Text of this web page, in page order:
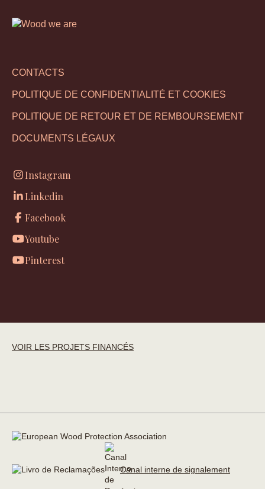
CONTACTS
POLITIQUE DE CONFIDENTIALITÉ ET COOKIES
POLITIQUE DE RETOUR ET DE REMBOURSEMENT
DOCUMENTS LÉGAUX
Instagram
Linkedin
Facebook
Youtube
Pinterest
VOIR LES PROJETS FINANCÉS
Canal interne de signalement